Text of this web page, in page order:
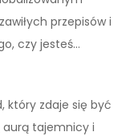
przepisów i
czy jesteś…
który zdaje się być
tajemnicy i